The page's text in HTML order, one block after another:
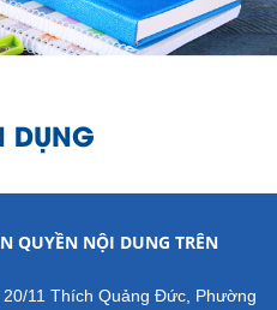
DỤNG
QUYỀN NỘI DUNG TRÊN
11 Thích Quảng Đức, Phường